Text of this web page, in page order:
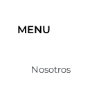
MENU
Nosotros